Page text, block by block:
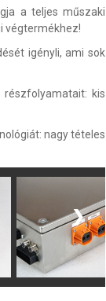
a teljes műszaki
végtermékhez!
igényli, ami sok
részfolyamatait: kis
nagy tételes
❯